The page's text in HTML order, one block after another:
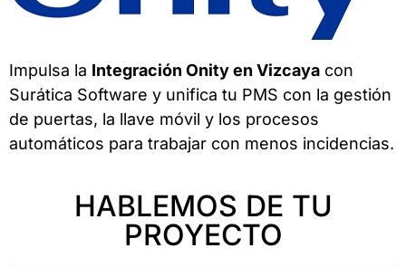
Impulsa la Integración Onity en Vizcaya con
Surática Software y unifica tu PMS con la gestión
de puertas, la llave móvil y los procesos
automáticos para trabajar con menos incidencias.
HABLEMOS DE TU
PROYECTO